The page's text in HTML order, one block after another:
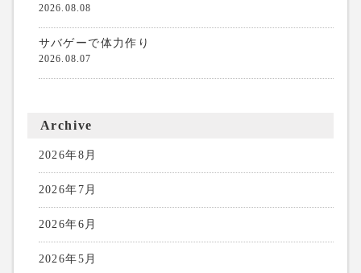
2026.08.08
サバゲーで体力作り
2026.08.07
Archive
2026年8月
2026年7月
2026年6月
2026年5月